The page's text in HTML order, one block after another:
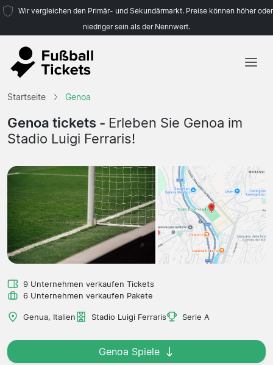
Wir vergleichen den Primär- und Sekundärmarkt. Preise können höher oder
niedriger sein als der Nennwert.
Mannschaften
Ligen
Startseite Genoa
Genoa tickets - Erleben Sie Genoa im
Stadio Luigi Ferraris!
9 Unternehmen verkaufen Tickets
6 Unternehmen verkaufen Pakete
Genua, Italien Stadio Luigi Ferraris Serie A
Genoa Spiele